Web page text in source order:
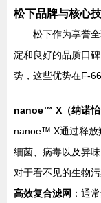
松下品牌与核心
松下作为享誉
淀和良好的品质口
势，这些优势在F-
nanoe™ X（纳诺怡
nanoe™ X通过释放
细菌、病毒以及异
对于看不见的生物
高效复合滤网 ：通